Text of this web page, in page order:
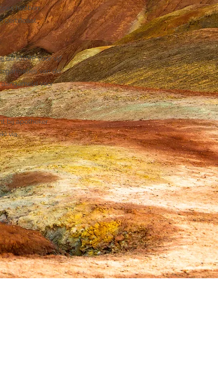
hebben
certificaat.
de KNMP voor vijf
van de
voor
bij apotheker
via: